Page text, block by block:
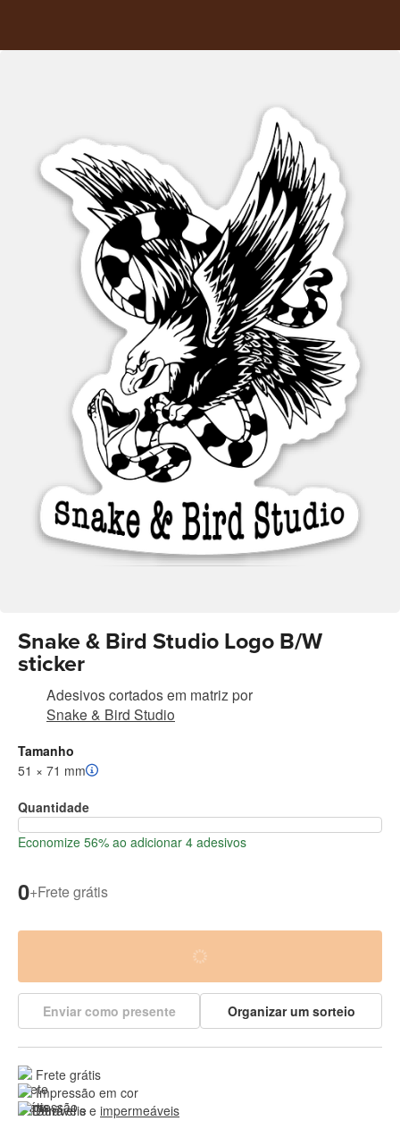
Snake & Bird Studio Logo B/W
sticker
Adesivos cortados em matriz por
Snake & Bird Studio
Tamanho
51 × 71 mm
Quantidade
Economize 56% ao adicionar 4 adesivos
0+Frete grátis
Enviar como presente Organizar um sorteio
Frete grátis
Impressão em cor
Duráveis e impermeáveis